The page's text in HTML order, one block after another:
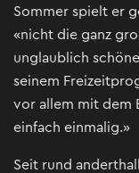
Sommer spielt er
«nicht die ganz
unglaublich
seinem
vor allem mit dem
einfach einmalig.»
Seit rund